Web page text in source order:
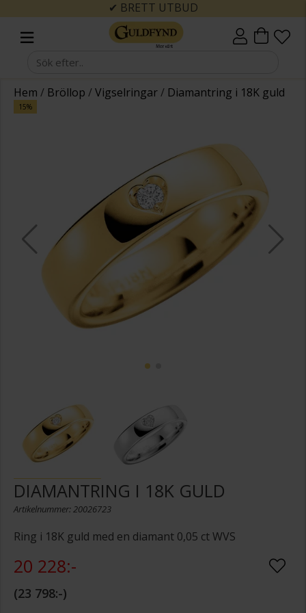
✔ BRETT UTBUD
Hem / Bröllop /Vigselringar/ Diamantring i 18K guld
15%
DIAMANTRING I 18K GULD
Artikelnummer: 20026723
Ring i 18K guld med en diamant 0,05 ct WVS
20 228:-
23 798:-